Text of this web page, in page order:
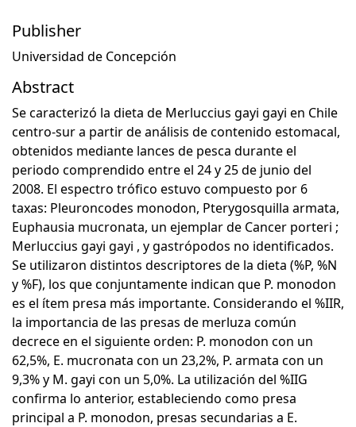
Publisher
Universidad de Concepción
Abstract
Se caracterizó la dieta de Merluccius gayi gayi en Chile
centro-sur a partir de análisis de contenido estomacal,
obtenidos mediante lances de pesca durante el
periodo comprendido entre el 24 y 25 de junio del
2008. El espectro trófico estuvo compuesto por 6
taxas: Pleuroncodes monodon, Pterygosquilla armata,
Euphausia mucronata, un ejemplar de Cancer porteri ;
Merluccius gayi gayi , y gastrópodos no identificados.
Se utilizaron distintos descriptores de la dieta (%P, %N
y %F), los que conjuntamente indican que P. monodon
es el ítem presa más importante. Considerando el %IIR,
la importancia de las presas de merluza común
decrece en el siguiente orden: P. monodon con un
62,5%, E. mucronata con un 23,2%, P. armata con un
9,3% y M. gayi con un 5,0%. La utilización del %IIG
confirma lo anterior, estableciendo como presa
principal a P. monodon, presas secundarias a E.